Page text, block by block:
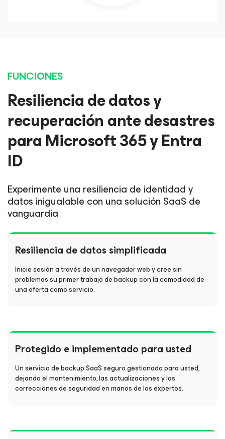
FUNCIONES
Resiliencia de datos y
recuperación ante desastres
para Microsoft 365 y Entra
ID
Experimente una resiliencia de identidad y
datos inigualable con una solución SaaS de
vanguardia
Resiliencia de datos simplificada
Inicie sesión a través de un navegador web y cree sin
problemas su primer trabajo de backup con la comodidad de
una oferta como servicio.
Protegido e implementado para usted
Un servicio de backup SaaS seguro gestionado para usted,
dejando el mantenimiento, las actualizaciones y las
correcciones de seguridad en manos de los expertos.